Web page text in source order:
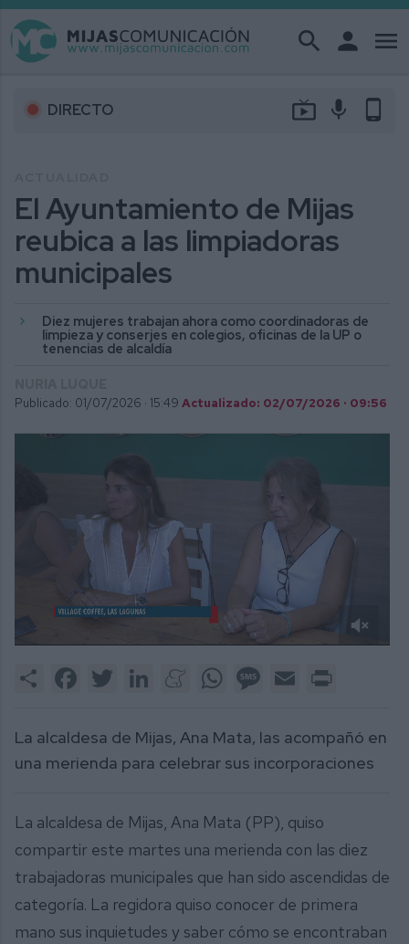
search person menu
DIRECTO live_tv mic phone_android
El Ayuntamiento de Mijas
reubica a las limpiadoras
municipales
Diez mujeres trabajan ahora como coordinadoras de
limpieza y conserjes en colegios, oficinas de la UP o
tenencias de alcaldía
Publicado: 01/07/2026 · 15:49 Actualizado: 02/07/2026 · 09:56
2
Share FacebookTwitter LinkedInMeneameWhatsAppMessage
Email
La alcaldesa de Mijas, Ana Mata, las acompañó en
una merienda para celebrar sus incorporaciones
La alcaldesa de Mijas, Ana Mata (PP), quiso
compartir este martes una merienda con las diez
trabajadoras municipales que han sido ascendidas de
categoría. La regidora quiso conocer de primera
mano sus inquietudes y saber cómo se encontraban